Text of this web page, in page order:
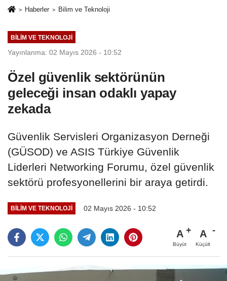
Haberler Bilim ve Teknoloji
BILIM VE TEKNOLOJI
Yayınlanma: 02 Mayıs 2026 - 10:52
Özel güvenlik sektörünün
geleceği insan odaklı yapay
zekada
Güvenlik Servisleri Organizasyon Derneği
(GÜSOD) ve ASIS Türkiye Güvenlik
Liderleri Networking Forumu, özel güvenlik
sektörü profesyonellerini bir araya getirdi.
BILIM VE TEKNOLOJI 02 Mayıs 2026 - 10:52
A
Büyüt
A
Küçült